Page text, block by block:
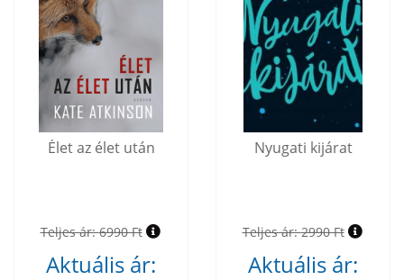
Élet az élet után
Teljes ár:6990 Ft
Aktuális ár:
Nyugati kijárat
Teljes ár:2990 Ft
Aktuális ár: